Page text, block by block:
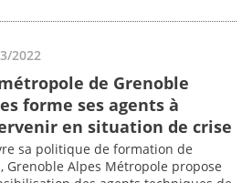
2022
de Grenoble
forme ses agents à
en situation de crise
sa politique de formation de
Grenoble Alpes Métropole propose